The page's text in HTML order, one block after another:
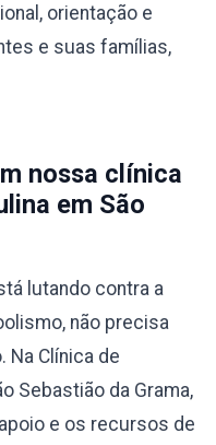
orientação e
e suas famílias,
nossa clínica
em São
lutando contra a
não precisa
Na Clínica de
Sebastião da Grama,
e os recursos de